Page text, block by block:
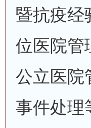
暨抗疫经
位医院管
公立医院
事件处理